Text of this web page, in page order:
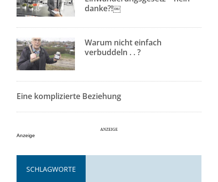
danke?!￼
Warum nicht einfach
verbuddeln . . ?
Eine komplizierte Beziehung
Anzeige
SCHLAGWORTE